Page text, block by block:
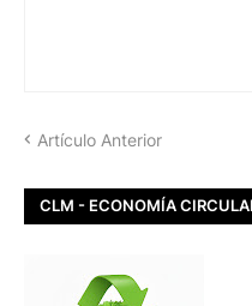
Artículo Anterior
CLM - ECONOMÍA